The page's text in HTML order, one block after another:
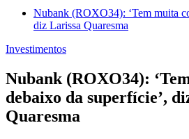
Nubank (ROXO34): ‘Tem muita
diz Larissa Quaresma
Investimentos
Nubank (ROXO34):
debaixo da superfície’,
Quaresma